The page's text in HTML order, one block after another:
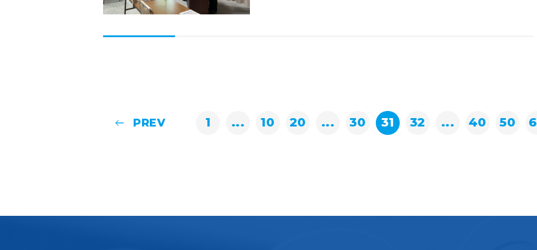
1 ... 10 20 ... 30 31 32 ... 40 50